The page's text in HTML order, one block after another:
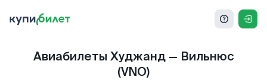
Авиабилеты Худжанд — Вильнюс
(VNO)